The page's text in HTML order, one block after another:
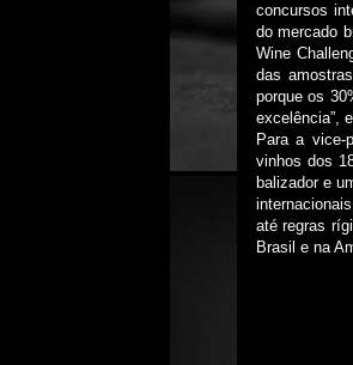
concursos
do mercado
Wine
das
porque os
excelência”,
Para a vice-
vinhos dos
balizador e
até regras
Brasil e na